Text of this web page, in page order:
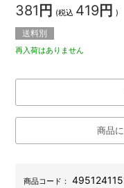
381 円 (税込 419円 )
送料別
再入荷はありません
商品
商品コード：